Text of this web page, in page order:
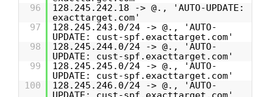
96
128.245.242.18 -> @., 'AUTO-UPDATE:
exacttarget.com'
97
128.245.243.0/24 -> @., 'AUTO-
UPDATE: cust-spf.exacttarget.com'
98
128.245.244.0/24 -> @., 'AUTO-
UPDATE: cust-spf.exacttarget.com'
99
128.245.245.0/24 -> @., 'AUTO-
UPDATE: cust-spf.exacttarget.com'
100
128.245.246.0/24 -> @., 'AUTO-